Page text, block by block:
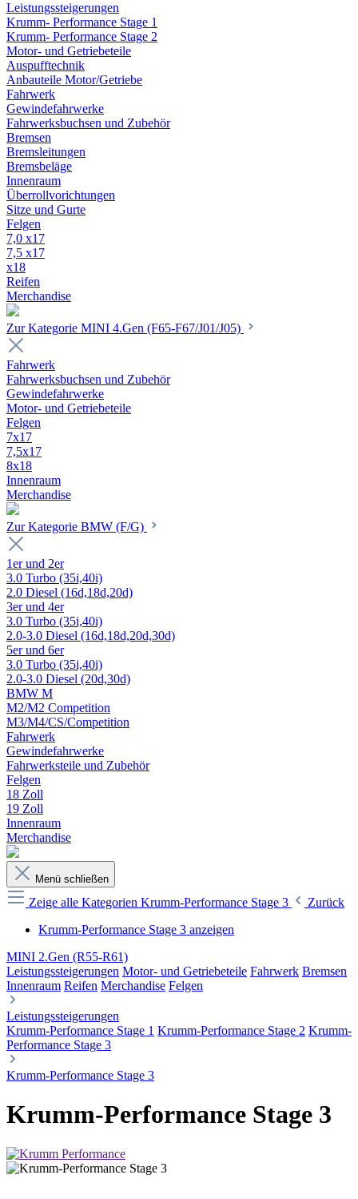
Leistungssteigerungen
Krumm- Performance Stage 1
Krumm- Performance Stage 2
Motor- und Getriebeteile
Auspufftechnik
Anbauteile Motor/Getriebe
Fahrwerk
Gewindefahrwerke
Fahrwerksbuchsen und Zubehör
Bremsen
Bremsleitungen
Bremsbeläge
Innenraum
Überrollvorichtungen
Sitze und Gurte
Felgen
7,0 x17
7,5 x17
x18
Reifen
Merchandise
Zur Kategorie MINI 4.Gen (F65-F67/J01/J05)
Fahrwerk
Fahrwerksbuchsen und Zubehör
Gewindefahrwerke
Motor- und Getriebeteile
Felgen
7x17
7,5x17
8x18
Innenraum
Merchandise
Zur Kategorie BMW (F/G)
1er und 2er
3.0 Turbo (35i,40i)
2.0 Diesel (16d,18d,20d)
3er und 4er
3.0 Turbo (35i,40i)
2.0-3.0 Diesel (16d,18d,20d,30d)
5er und 6er
3.0 Turbo (35i,40i)
2.0-3.0 Diesel (20d,30d)
BMW M
M2/M2 Competition
M3/M4/CS/Competition
Fahrwerk
Gewindefahrwerke
Fahrwerksteile und Zubehör
Felgen
18 Zoll
19 Zoll
Innenraum
Merchandise
Menü schließen
Zeige alle Kategorien Krumm-Performance Stage 3
Zurück
Krumm-Performance Stage 3 anzeigen
MINI 2.Gen (R55-R61)
Leistungssteigerungen Motor- und Getriebeteile Fahrwerk Bremsen
Innenraum Reifen Merchandise Felgen
Leistungssteigerungen
Krumm-Performance Stage 1 Krumm-Performance Stage 2 Krumm-
Performance Stage 3
Krumm-Performance Stage 3
Krumm-Performance Stage 3